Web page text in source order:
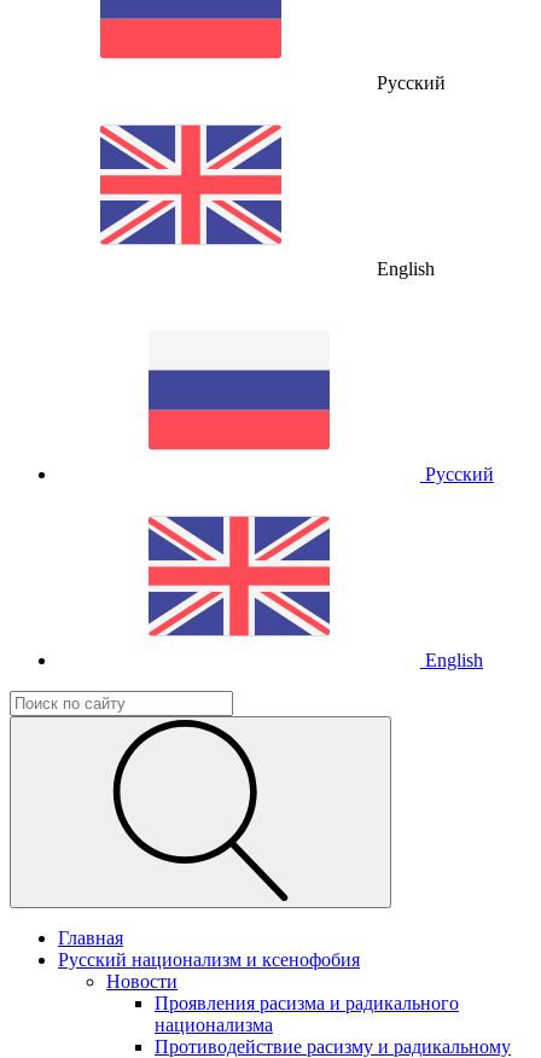
Русский
English
Русский
English
Главная
Русский национализм и ксенофобия
Новости
Проявления расизма и радикального
национализма
Противодействие расизму и радикальному